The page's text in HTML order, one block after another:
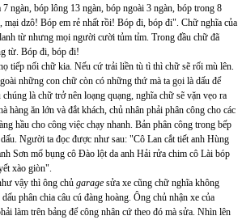
ngàn, bóp lông 13 ngàn, bóp ngoài 3 ngàn, bóp trong 8
dzô! Bóp em rẻ nhất rồi! Bóp đi, bóp đi". Chữ nghĩa của
từ nhưng mọi người cười tủm tỉm. Trong đầu chữ đã
từ. Bóp đi, bóp đi!
tiếp nối chữ kia. Nếu cứ trải liền tù tì thì chữ sẽ rối mù lên.
những con chữ còn có những thứ mà ta gọi là dấu để
chúng là chữ trở nên loạng quạng, nghĩa chữ sẽ vặn vẹo ra
hàng ăn lớn và đắt khách, chủ nhân phải phân công cho các
hầu cho công việc chạy nhanh. Bản phân công trong bếp
Người ta đọc được như sau: "Cô Lan cắt tiết anh Hùng
Sơn mổ bụng cô Đào lột da anh Hải rửa chim cô Lài bóp
xào giòn".
vậy thì ông chủ garage sửa xe cũng chữ nghĩa không
phân chia câu cú đàng hoàng. Ông chủ nhận xe của
làm trên bảng để công nhân cứ theo đó mà sửa. Nhìn lên